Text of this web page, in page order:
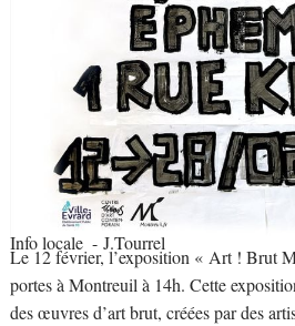
Info locale- J.Tourrel
Le 12 février, l’exposition « Art ! Brut
portes à Montreuil à 14h. Cette
des œuvres d’art brut, créées par des